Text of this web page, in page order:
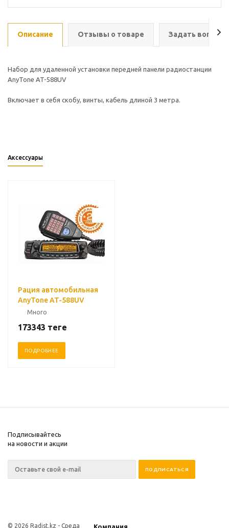
Описание Отзывы о товаре Задать вопрос
Набор для удаленной установки передней панели радиостанции
AnyTone AT-588UV
Включает в себя скобу, винты, кабель длиной 3 метра.
Аксессуары
Рация автомобильная
AnyTone AT-588UV
Много
173343 теңге
ПОДРОБНЕЕ
Подписывайтесь
на новости и акции
© 2026 Radist.kz - Среда Компания